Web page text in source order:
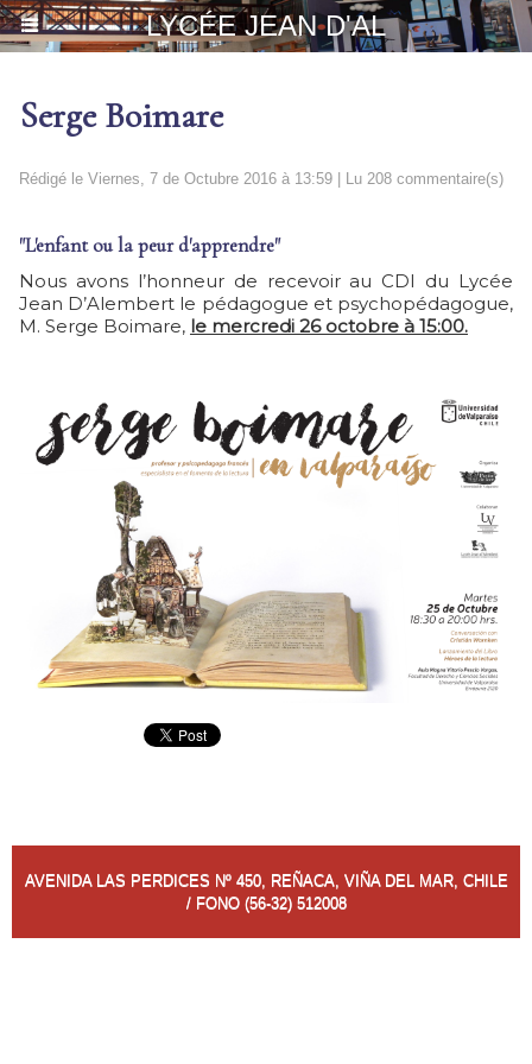
LYCÉE JEAN D'AL
Serge Boimare
Rédigé le Viernes, 7 de Octubre 2016 à 13:59 | Lu 208 commentaire(s)
"L'enfant ou la peur d'apprendre"
Nous avons l’honneur de recevoir au CDI du Lycée
Jean D’Alembert le pédagogue et psychopédagogue,
M. Serge Boimare, le mercredi 26 octobre à 15:00.
AVENIDA LAS PERDICES Nº 450, REÑACA, VIÑA DEL MAR, CHILE
/ FONO (56-32) 512008